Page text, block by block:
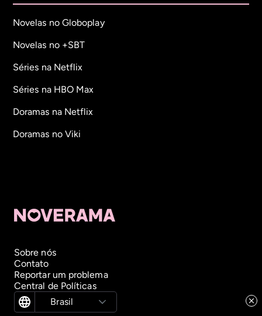
Novelas no Globoplay
Novelas no +SBT
Séries na Netflix
Séries na HBO Max
Doramas na Netflix
Doramas no Viki
Sobre nós
Contato
Reportar um problema
Central de Políticas
Brasil